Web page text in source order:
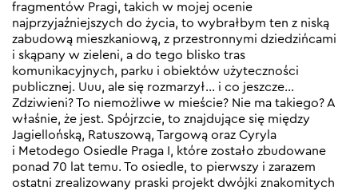
fragmentów Pragi, takich w mojej ocenie
najprzyjaźniejszych do życia, to wybrałbym ten z niską
zabudową mieszkaniową, z przestronnymi dziedzińcami
i skąpany w zieleni, a do tego blisko tras
komunikacyjnych, parku i obiektów użyteczności
publicznej. Uuu, ale się rozmarzył… i co jeszcze…
Zdziwieni? To niemożliwe w mieście? Nie ma takiego? A
właśnie, że jest. Spójrzcie, to znajdujące się między
Jagiellońską, Ratuszową, Targową oraz Cyryla
i Metodego Osiedle Praga I, które zostało zbudowane
ponad 70 lat temu. To osiedle, to pierwszy i zarazem
ostatni zrealizowany praski projekt dwójki znakomitych